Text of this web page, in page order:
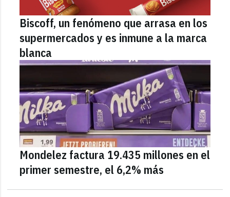
Biscoff, un fenómeno que arrasa en los
supermercados y es inmune a la marca
blanca
Mondelez factura 19.435 millones en el
primer semestre, el 6,2% más